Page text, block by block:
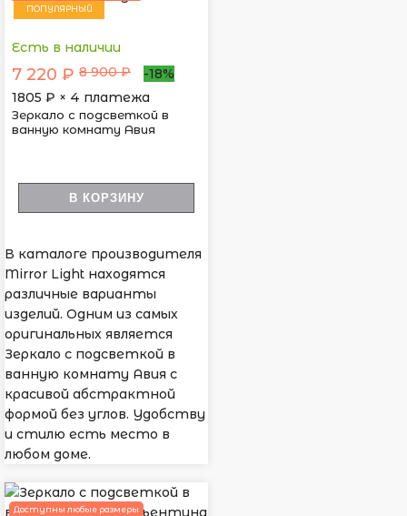
ПОПУЛЯРНЫЙ
Есть в наличии
7 220 ₽ 8 900 ₽
-18%
1805 ₽ × 4 платежа
Зеркало с подсветкой в
ванную комнату Авия
В КОРЗИНУ
В каталоге производителя
Mirror Light находятся
различные варианты
изделий. Одним из самых
оригинальных является
Зеркало с подсветкой в
ванную комнату Авия с
красивой абстрактной
формой без углов. Удобству
и стилю есть место в
любом доме.
Доступны любые размеры